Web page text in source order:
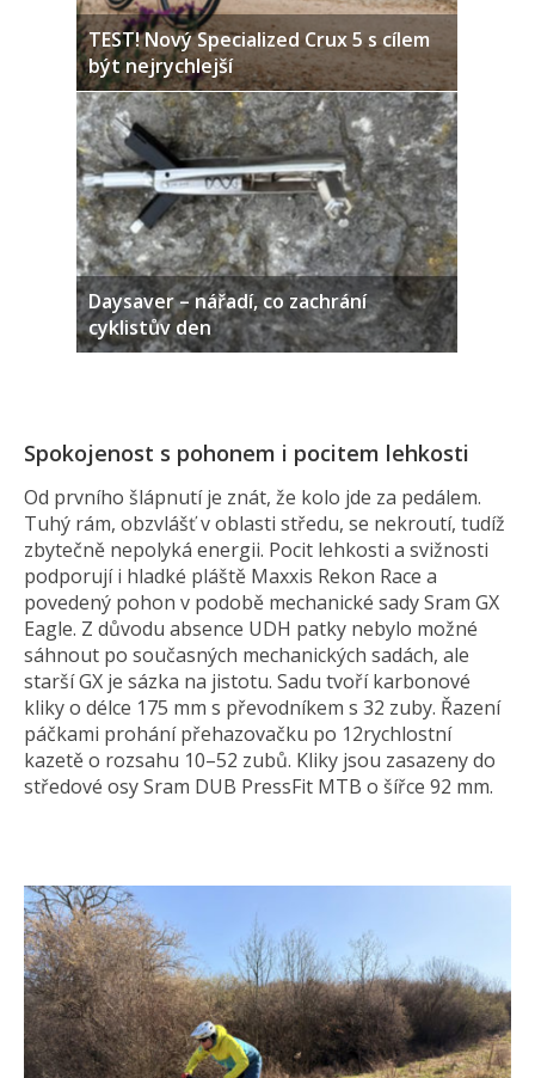
TEST! Nový Specialized Crux 5 s cílem
být nejrychlejší
Daysaver – nářadí, co zachrání
cyklistův den
Spokojenost s pohonem i pocitem lehkosti
Od prvního šlápnutí je znát, že kolo jde za pedálem.
Tuhý rám, obzvlášť v oblasti středu, se nekroutí, tudíž
zbytečně nepolyká energii. Pocit lehkosti a svižnosti
podporují i hladké pláště Maxxis Rekon Race a
povedený pohon v podobě mechanické sady Sram GX
Eagle. Z důvodu absence UDH patky nebylo možné
sáhnout po současných mechanických sadách, ale
starší GX je sázka na jistotu. Sadu tvoří karbonové
kliky o délce 175 mm s převodníkem s 32 zuby. Řazení
páčkami prohání přehazovačku po 12rychlostní
kazetě o rozsahu 10–52 zubů. Kliky jsou zasazeny do
středové osy Sram DUB PressFit MTB o šířce 92 mm.